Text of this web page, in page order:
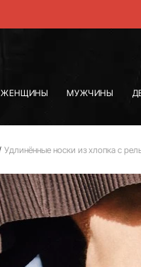
ЖЕНЩИНЫ МУЖЧИНЫ
Удлинённые носки из хлопка с